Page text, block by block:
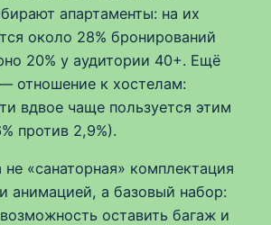
апартаменты: на их
около 28% бронирований
20% у аудитории 40+. Ещё
отношение к хостелам:
вдвое чаще пользуется этим
против 2,9%).
«санаторная» комплектация
анимацией, а базовый набор:
оставить багаж и